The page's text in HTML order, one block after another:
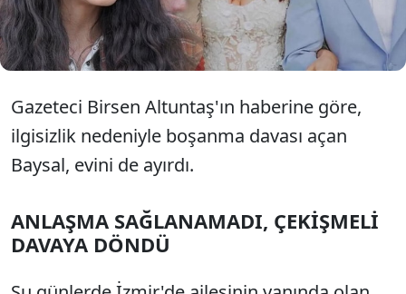
Gazeteci Birsen Altuntaş'ın haberine göre,
ilgisizlik nedeniyle boşanma davası açan
Baysal, evini de ayırdı.
ANLAŞMA SAĞLANAMADI, ÇEKİŞMELİ
DAVAYA DÖNDÜ